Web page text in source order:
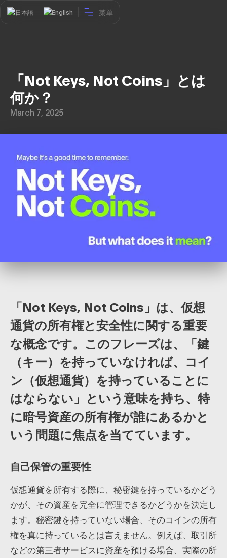
日本語 English 菜单
「Not Keys, Not Coins」とは
何か？
March 7, 2025
「Not Keys, Not Coins」は、仮想
通貨の所有権と安全性に関する重要
な概念です。このフレーズは、「鍵
（キー）を持っていなければ、コイ
ン（仮想通貨）を持っていることに
はならない」という意味を持ち、特
に暗号資産の所有権が誰にあるかと
いう問題に焦点を当てています。
自己保管の重要性
仮想通貨を所有する際に、秘密鍵を持っているかどう
かが、その資産を完全に管理できるかどうかを決定し
ます。秘密鍵を持っていない場合、そのコインの所有
権を真に持っているとは言えません。例えば、取引所
などの第三者サービスに資産を預ける場合、実際の所